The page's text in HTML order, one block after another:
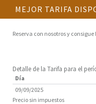
MEJOR TARIFA
Reserva con nosotros y
Detalle de la Tarifa para el
Día
09/09/2025
Precio sin impuestos